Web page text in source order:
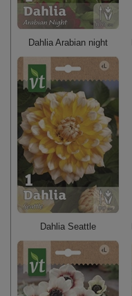
Dahlia Arabian night
Dahlia Seattle